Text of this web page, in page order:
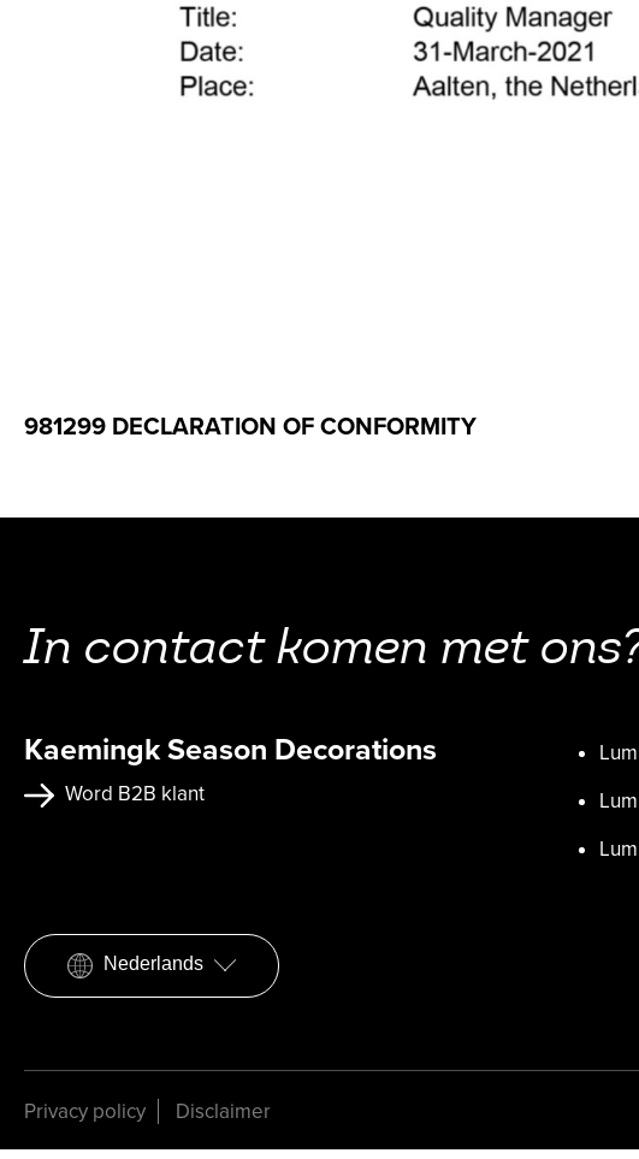
981299 DECLARATION OF CONFORMITY
In contact komen met
Kaemingk Season Decorations
Word B2B klant
Nederlands
Privacy policy Disclaimer